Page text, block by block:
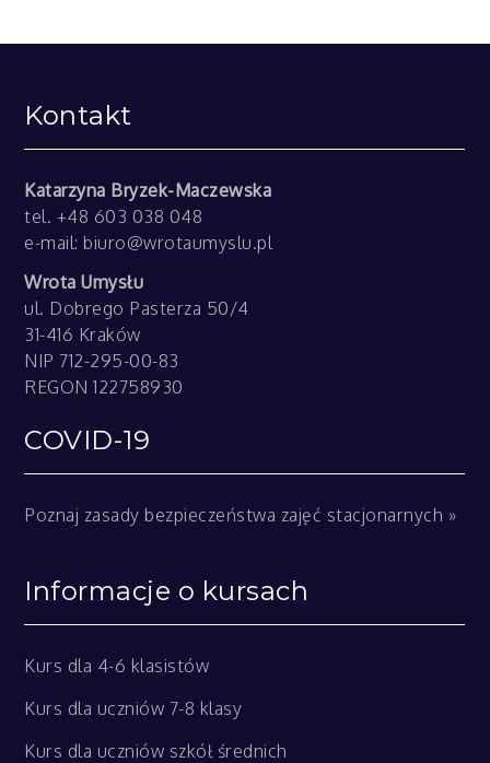
Kontakt
Katarzyna Bryzek-Maczewska
tel. +48 603 038 048
e-mail: biuro@wrotaumyslu.pl
Wrota Umysłu
ul. Dobrego Pasterza 50/4
31-416 Kraków
NIP 712-295-00-83
REGON 122758930
COVID-19
Poznaj zasady bezpieczeństwa zajęć stacjonarnych »
Informacje o kursach
Kurs dla 4-6 klasistów
Kurs dla uczniów 7-8 klasy
Kurs dla uczniów szkół średnich